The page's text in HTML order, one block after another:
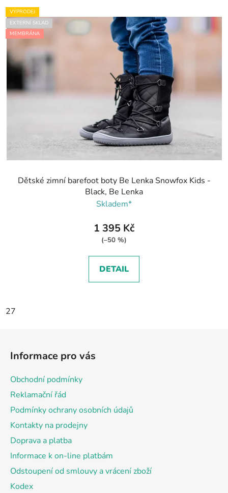
VÝPRODEJ
EXTERNÍ SKLAD
MEMBRÁNA
Dětské zimní barefoot boty Be Lenka Snowfox Kids -
Black, Be Lenka
Skladem*
1 395 Kč
(–50 %)
DETAIL
27
Informace pro vás
Obchodní podmínky
Reklamační řád
Podmínky ochrany osobních údajů
Kontakty na prodejny
Doprava a platba
Informace k on-line platbám
Odstoupení od smlouvy a vrácení zboží
Kodex